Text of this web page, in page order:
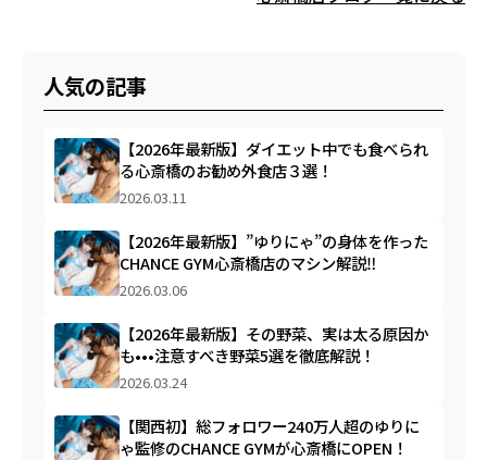
人気の記事
【2026年最新版】ダイエット中でも食べられ
る心斎橋のお勧め外食店３選！
2026.03.11
【2026年最新版】”ゆりにゃ”の身体を作った
CHANCE GYM心斎橋店のマシン解説‼︎
2026.03.06
【2026年最新版】その野菜、実は太る原因か
も•••注意すべき野菜5選を徹底解説！
2026.03.24
【関西初】総フォロワー240万人超のゆりに
ゃ監修のCHANCE GYMが心斎橋にOPEN！